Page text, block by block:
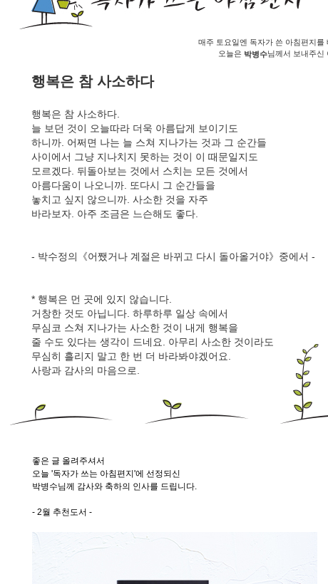
매주 토요일엔 독자가 쓴 아침편지를
오늘은 박병수님께서 보내주신
행복은 참 사소하다
행복은 참 사소하다.
늘 보던 것이 오늘따라 더욱 아름답게 보이기도
하니까. 어쩌면 나는 늘 스쳐 지나가는 것과 그 순간들
사이에서 그냥 지나치지 못하는 것이 이 때문일지도
모르겠다. 뒤돌아보는 것에서 스치는 모든 것에서
아름다움이 나오니까. 또다시 그 순간들을
놓치고 싶지 않으니까. 사소한 것을 자주
바라보자. 아주 조금은 느슨해도 좋다.
- 박수정의《어쨌거나 계절은 바뀌고 다시 돌아올거야》중에서 -
* 행복은 먼 곳에 있지 않습니다.
거창한 것도 아닙니다. 하루하루 일상 속에서
무심코 스쳐 지나가는 사소한 것이 내게 행복을
줄 수도 있다는 생각이 드네요. 아무리 사소한 것이라도
무심히 흘리지 말고 한 번 더 바라봐야겠어요.
사랑과 감사의 마음으로.
좋은 글 올려주셔서
오늘 '독자가 쓰는 아침편지'에 선정되신
박병수님께 감사와 축하의 인사를 드립니다.
- 2월 추천도서 -